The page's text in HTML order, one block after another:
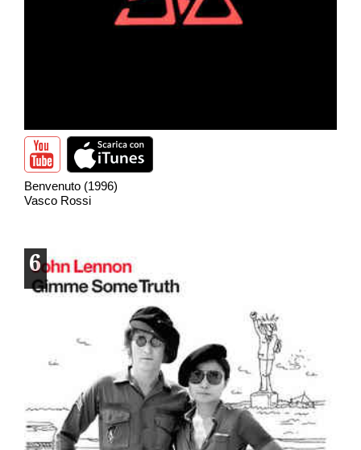
Benvenuto (1996)
Vasco Rossi
6